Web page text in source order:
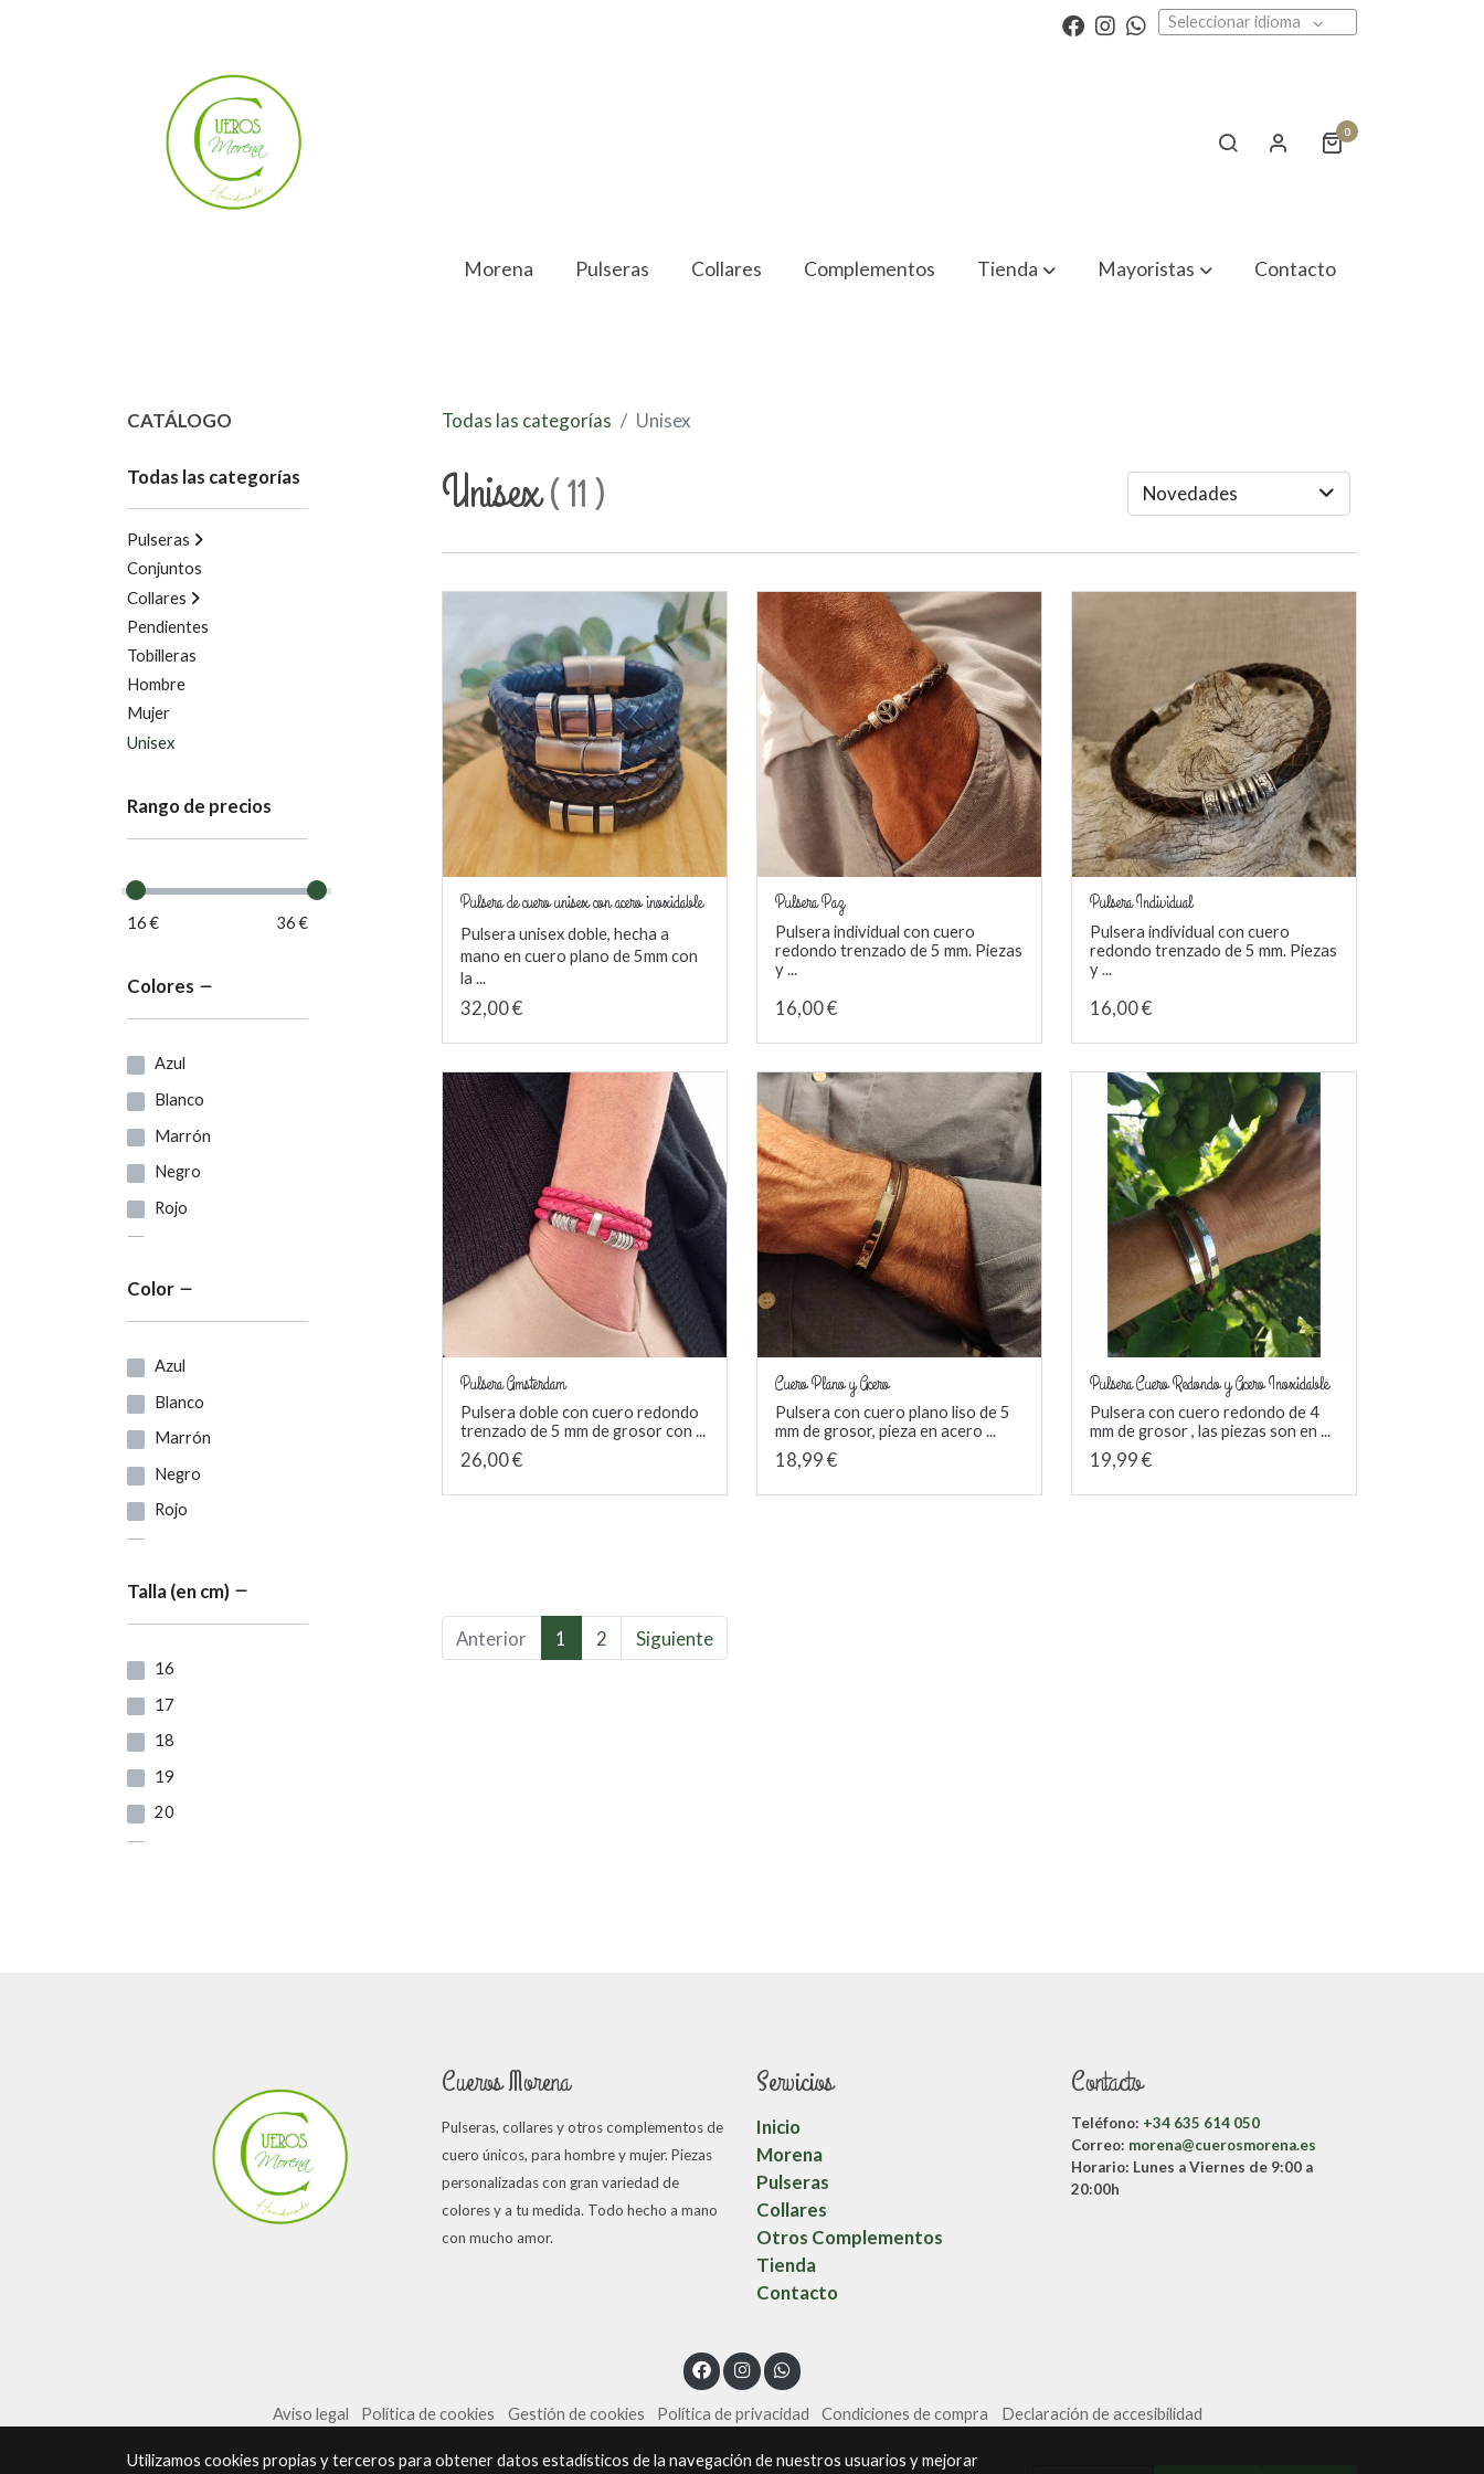
Seleccionar idioma
0
Morena Pulseras Collares Complementos Tienda Mayoristas Contacto
CATÁLOGO
Todas las categorías
Pulseras
Conjuntos
Collares
Pendientes
Tobilleras
Hombre
Mujer
Unisex
Rango de precios
16 € 36 €
Colores
Azul
Blanco
Marrón
Negro
Rojo
Blanco Roto
Color
Azul
Blanco
Marrón
Negro
Rojo
Marrón Claro
Talla (en cm)
16
17
18
19
20
Todas las categorías Unisex
Unisex(11) Novedades
Pulsera de cuero unisex con acero inoxidable
Pulsera unisex doble, hecha a
mano en cuero plano de 5mm con
la ...
32,00 €
Pulsera Paz
Pulsera individual con cuero
redondo trenzado de 5 mm. Piezas
y ...
16,00 €
Pulsera Individual
Pulsera individual con cuero
redondo trenzado de 5 mm. Piezas
y ...
16,00 €
Pulsera Amsterdam
Pulsera doble con cuero redondo
trenzado de 5 mm de grosor con ...
26,00 €
Cuero Plano y Acero
Pulsera con cuero plano liso de 5
mm de grosor, pieza en acero ...
18,99 €
Pulsera Cuero Redondo y Acero Inoxidable
Pulsera con cuero redondo de 4
mm de grosor , las piezas son en ...
19,99 €
Anterior 1 2 Siguiente
Cueros Morena
Pulseras, collares y otros complementos de
cuero únicos, para hombre y mujer. Piezas
personalizadas con gran variedad de
colores y a tu medida. Todo hecho a mano
con mucho amor.
Servicios
Inicio
Morena
Pulseras
Collares
Otros Complementos
Tienda
Contacto
Contacto
Teléfono: +34 635 614 050
Correo: morena@cuerosmorena.es
Horario: Lunes a Viernes de 9:00 a
20:00h
Aviso legal Política de cookies Gestión de cookies Política de privacidad Condiciones de compra Declaración de accesibilidad
Utilizamos cookies propias y terceros para obtener datos estadísticos de la navegación de nuestros usuarios y mejorar